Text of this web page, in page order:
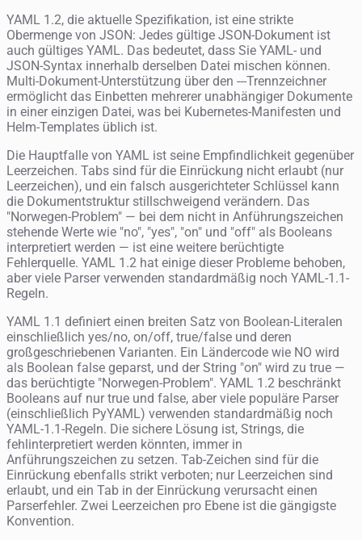
YAML 1.2, die aktuelle Spezifikation, ist eine strikte
Obermenge von JSON: Jedes gültige JSON-Dokument ist
auch gültiges YAML. Das bedeutet, dass Sie YAML- und
JSON-Syntax innerhalb derselben Datei mischen können.
Multi-Dokument-Unterstützung über den ---Trennzeichner
ermöglicht das Einbetten mehrerer unabhängiger Dokumente
in einer einzigen Datei, was bei Kubernetes-Manifesten und
Helm-Templates üblich ist.
Die Hauptfalle von YAML ist seine Empfindlichkeit gegenüber
Leerzeichen. Tabs sind für die Einrückung nicht erlaubt (nur
Leerzeichen), und ein falsch ausgerichteter Schlüssel kann
die Dokumentstruktur stillschweigend verändern. Das
"Norwegen-Problem" — bei dem nicht in Anführungszeichen
stehende Werte wie "no", "yes", "on" und "off" als Booleans
interpretiert werden — ist eine weitere berüchtigte
Fehlerquelle. YAML 1.2 hat einige dieser Probleme behoben,
aber viele Parser verwenden standardmäßig noch YAML-1.1-
Regeln.
YAML 1.1 definiert einen breiten Satz von Boolean-Literalen
einschließlich yes/no, on/off, true/false und deren
großgeschriebenen Varianten. Ein Ländercode wie NO wird
als Boolean false geparst, und der String "on" wird zu true —
das berüchtigte "Norwegen-Problem". YAML 1.2 beschränkt
Booleans auf nur true und false, aber viele populäre Parser
(einschließlich PyYAML) verwenden standardmäßig noch
YAML-1.1-Regeln. Die sichere Lösung ist, Strings, die
fehlinterpretiert werden könnten, immer in
Anführungszeichen zu setzen. Tab-Zeichen sind für die
Einrückung ebenfalls strikt verboten; nur Leerzeichen sind
erlaubt, und ein Tab in der Einrückung verursacht einen
Parserfehler. Zwei Leerzeichen pro Ebene ist die gängigste
Konvention.